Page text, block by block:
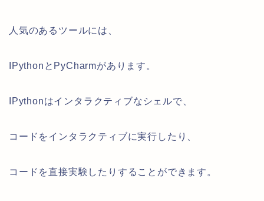
人気のあるツールには、
IPythonとPyCharmがあります。
IPythonはインタラクティブなシェルで、
コードをインタラクティブに実行したり、
コードを直接実験したりすることができます。